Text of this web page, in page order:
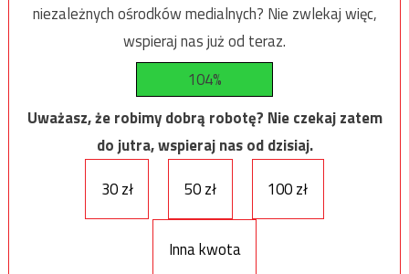
niezależnych ośrodków medialnych? Nie zwlekaj więc,
wspieraj nas już od teraz.
104%
Uważasz, że robimy dobrą robotę? Nie czekaj zatem
do jutra, wspieraj nas od dzisiaj.
30 zł
50 zł 100 zł
Inna kwota